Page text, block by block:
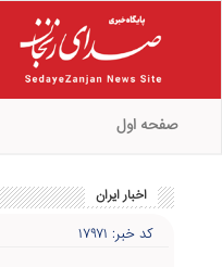
صفحه اول
اخبار ایران
کد خبر: ۱۷۹۷۱